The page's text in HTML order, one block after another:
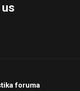
nas
foruma